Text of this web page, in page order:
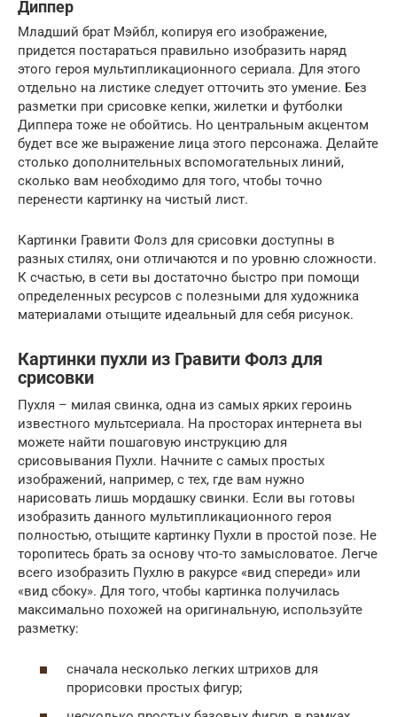
Диппер
Младший брат Мэйбл, копируя его изображение,
придется постараться правильно изобразить наряд
этого героя мультипликационного сериала. Для этого
отдельно на листике следует отточить это умение. Без
разметки при срисовке кепки, жилетки и футболки
Диппера тоже не обойтись. Но центральным акцентом
будет все же выражение лица этого персонажа. Делайте
столько дополнительных вспомогательных линий,
сколько вам необходимо для того, чтобы точно
перенести картинку на чистый лист.
Картинки Гравити Фолз для срисовки доступны в
разных стилях, они отличаются и по уровню сложности.
К счастью, в сети вы достаточно быстро при помощи
определенных ресурсов с полезными для художника
материалами отыщите идеальный для себя рисунок.
Картинки пухли из Гравити Фолз для
срисовки
Пухля – милая свинка, одна из самых ярких героинь
известного мультсериала. На просторах интернета вы
можете найти пошаговую инструкцию для
срисовывания Пухли. Начните с самых простых
изображений, например, с тех, где вам нужно
нарисовать лишь мордашку свинки. Если вы готовы
изобразить данного мультипликационного героя
полностью, отыщите картинку Пухли в простой позе. Не
торопитесь брать за основу что-то замысловатое. Легче
всего изобразить Пухлю в ракурсе «вид спереди» или
«вид сбоку». Для того, чтобы картинка получилась
максимально похожей на оригинальную, используйте
разметку:
сначала несколько легких штрихов для
прорисовки простых фигур;